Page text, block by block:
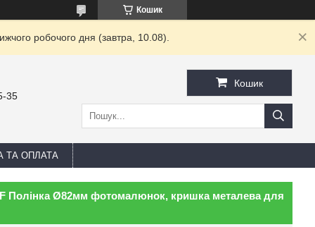
Кошик
робочого дня (завтра, 10.08).
35
Кошик
ТА ОПЛАТА
Полінка Ø82мм фотомалюнок, кришка металева для